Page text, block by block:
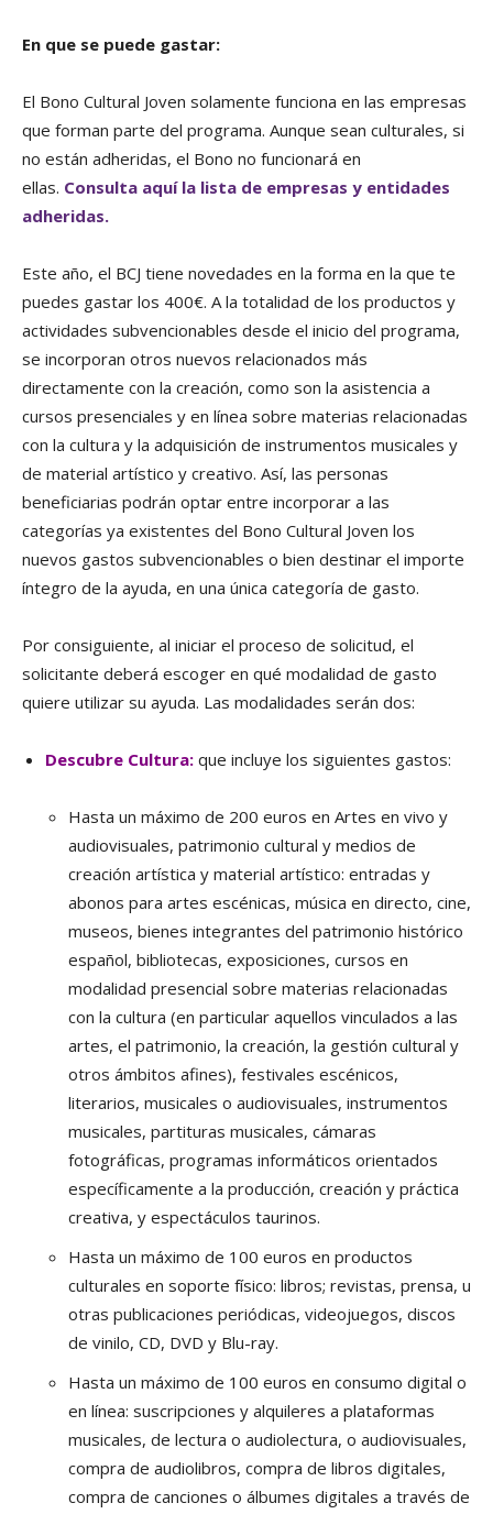
En que se puede gastar:
El Bono Cultural Joven solamente funciona en las empresas
que forman parte del programa. Aunque sean culturales, si
no están adheridas, el Bono no funcionará en
ellas. Consulta aquí la lista de empresas y entidades
adheridas.
Este año, el BCJ tiene novedades en la forma en la que te
puedes gastar los 400€. A la totalidad de los productos y
actividades subvencionables desde el inicio del programa,
se incorporan otros nuevos relacionados más
directamente con la creación, como son la asistencia a
cursos presenciales y en línea sobre materias relacionadas
con la cultura y la adquisición de instrumentos musicales y
de material artístico y creativo. Así, las personas
beneficiarias podrán optar entre incorporar a las
categorías ya existentes del Bono Cultural Joven los
nuevos gastos subvencionables o bien destinar el importe
íntegro de la ayuda, en una única categoría de gasto.
Por consiguiente, al iniciar el proceso de solicitud, el
solicitante deberá escoger en qué modalidad de gasto
quiere utilizar su ayuda. Las modalidades serán dos:
Descubre Cultura: que incluye los siguientes gastos:
Hasta un máximo de 200 euros en Artes en vivo y
audiovisuales, patrimonio cultural y medios de
creación artística y material artístico: entradas y
abonos para artes escénicas, música en directo, cine,
museos, bienes integrantes del patrimonio histórico
español, bibliotecas, exposiciones, cursos en
modalidad presencial sobre materias relacionadas
con la cultura (en particular aquellos vinculados a las
artes, el patrimonio, la creación, la gestión cultural y
otros ámbitos afines), festivales escénicos,
literarios, musicales o audiovisuales, instrumentos
musicales, partituras musicales, cámaras
fotográficas, programas informáticos orientados
específicamente a la producción, creación y práctica
creativa, y espectáculos taurinos.
Hasta un máximo de 100 euros en productos
culturales en soporte físico: libros; revistas, prensa, u
otras publicaciones periódicas, videojuegos, discos
de vinilo, CD, DVD y Blu-ray.
Hasta un máximo de 100 euros en consumo digital o
en línea: suscripciones y alquileres a plataformas
musicales, de lectura o audiolectura, o audiovisuales,
compra de audiolibros, compra de libros digitales,
compra de canciones o álbumes digitales a través de